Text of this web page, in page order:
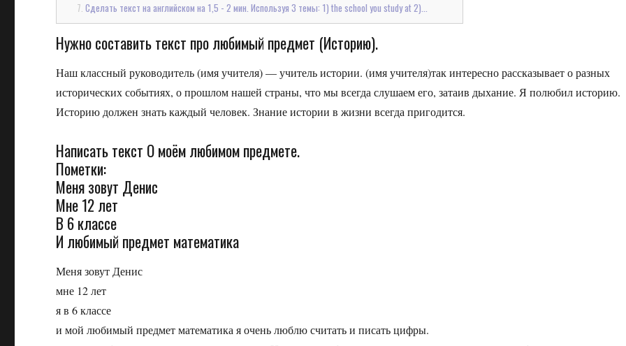
Сделать текст на английском на 1,5 - 2 мин. Используя 3 темы: 1) the school you study at 2)...
Нужно составить текст про любимый предмет (Историю).
Наш классный руководитель (имя учителя) — учитель истории. (имя учителя)так интересно рассказывает о разных
исторических событиях, о прошлом нашей страны, что мы всегда слушаем его, затаив дыхание. Я полюбил историю.
Историю должен знать каждый человек. Знание истории в жизни всегда пригодится.
Написать текст О моём любимом предмете.
Пометки:
Меня зовут Денис
Мне 12 лет
В 6 классе
И любимый предмет математика
Меня зовут Денис
мне 12 лет
я в 6 классе
и мой любимый предмет математика я очень люблю считать и писать цифры.